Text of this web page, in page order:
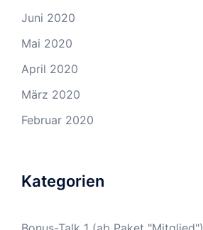
Juni 2020
Mai 2020
April 2020
März 2020
Februar 2020
Kategorien